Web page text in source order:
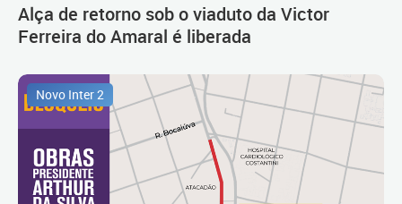
Alça de retorno sob o viaduto da Victor
Ferreira do Amaral é liberada
Novo Inter 2